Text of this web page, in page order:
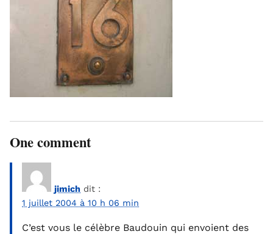
One comment
jimich dit :
1 juillet 2004 à 10 h 06 min
C’est vous le célèbre Baudouin qui envoient des